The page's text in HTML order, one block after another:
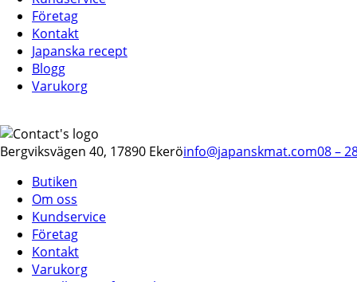
Företag
Kontakt
Japanska recept
Blogg
Varukorg
Bergviksvägen 40, 17890 Ekeröinfo@japanskmat.com08 –
Butiken
Om oss
Kundservice
Företag
Kontakt
Varukorg